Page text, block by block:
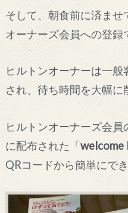
そして、朝食前に済ま
オーナーズ会員への登録
ヒルトンオーナーは一
され、待ち時間を大幅に
ヒルトンオーナーズ会
に配布された「
QRコードから簡単にで